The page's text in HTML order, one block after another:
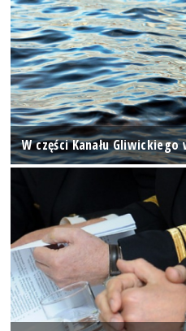
W części Kanału